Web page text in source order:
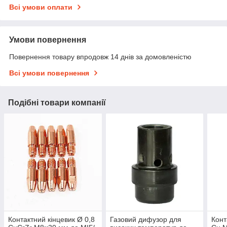
Всі умови оплати
Умови повернення
Повернення товару впродовж 14 днів за домовленістю
Всі умови повернення
Подібні товари компанії
Контактний кінцевик Ø 0,8
Газовий дифузор для